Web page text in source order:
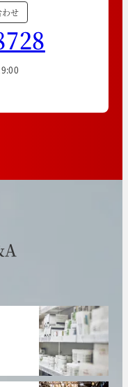
せ
A